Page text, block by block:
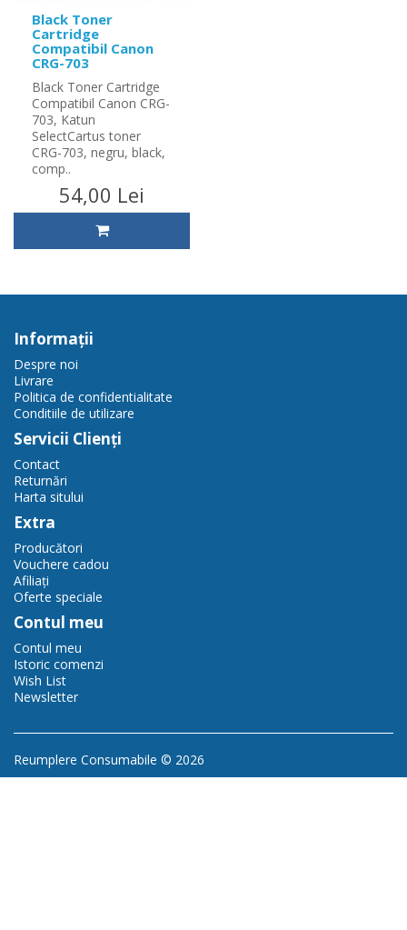
Black Toner
Cartridge
Compatibil Canon
CRG-703
Black Toner Cartridge
Compatibil Canon CRG-
703, Katun
SelectCartus toner
CRG-703, negru, black,
comp..
54,00 Lei
Informaţii
Despre noi
Livrare
Politica de confidentialitate
Conditiile de utilizare
Servicii Clienţi
Contact
Returnări
Harta sitului
Extra
Producători
Vouchere cadou
Afiliaţi
Oferte speciale
Contul meu
Contul meu
Istoric comenzi
Wish List
Newsletter
Reumplere Consumabile © 2026